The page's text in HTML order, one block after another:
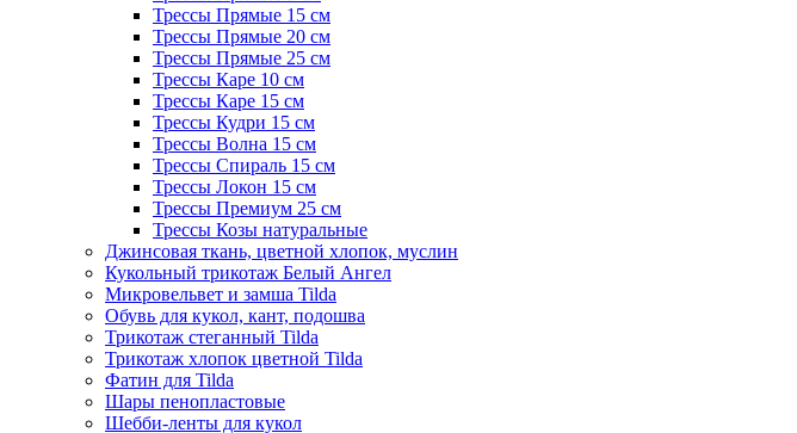
Трессы Прямые 15 см
Трессы Прямые 20 см
Трессы Прямые 25 см
Трессы Каре 10 см
Трессы Каре 15 см
Трессы Кудри 15 см
Трессы Волна 15 см
Трессы Спираль 15 см
Трессы Локон 15 см
Трессы Премиум 25 см
Трессы Козы натуральные
Джинсовая ткань, цветной хлопок, муслин
Кукольный трикотаж Белый Ангел
Микровельвет и замша Tilda
Обувь для кукол, кант, подошва
Трикотаж стеганный Tilda
Трикотаж хлопок цветной Tilda
Фатин для Tilda
Шары пенопластовые
Шебби-ленты для кукол